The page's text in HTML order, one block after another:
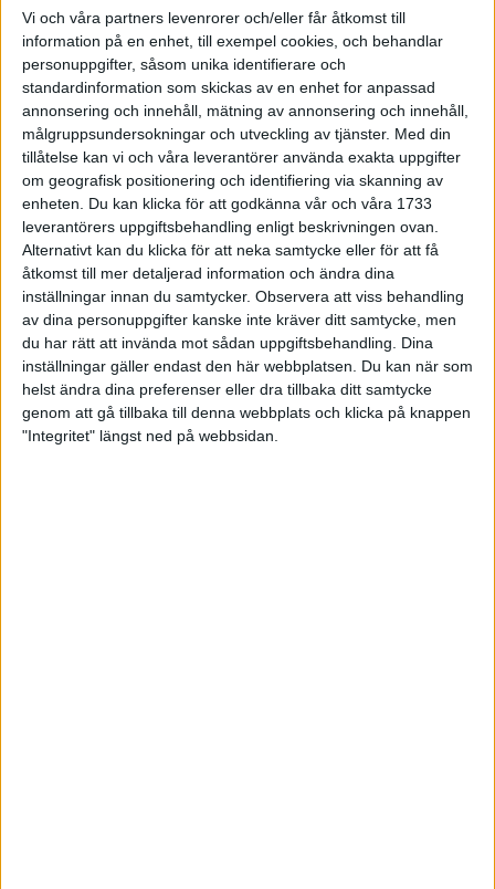
Vi och våra partners levenrorer och/eller får åtkomst till
information på en enhet, till exempel cookies, och behandlar
personuppgifter, såsom unika identifierare och
standardinformation som skickas av en enhet for anpassad
annonsering och innehåll, mätning av annonsering och innehåll,
målgruppsundersokningar och utveckling av tjänster. Med din
tillåtelse kan vi och våra leverantörer använda exakta uppgifter
om geografisk positionering och identifiering via skanning av
enheten. Du kan klicka för att godkänna vår och våra 1733
leverantörers uppgiftsbehandling enligt beskrivningen ovan.
Alternativt kan du klicka för att neka samtycke eller för att få
åtkomst till mer detaljerad information och ändra dina
inställningar innan du samtycker. Observera att viss behandling
av dina personuppgifter kanske inte kräver ditt samtycke, men
du har rätt att invända mot sådan uppgiftsbehandling. Dina
inställningar gäller endast den här webbplatsen. Du kan när som
helst ändra dina preferenser eller dra tillbaka ditt samtycke
genom att gå tillbaka till denna webbplats och klicka på knappen
"Integritet" längst ned på webbsidan.